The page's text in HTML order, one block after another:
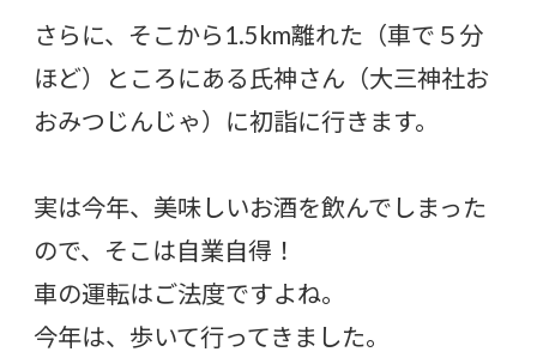
さらに、そこから1.5km離れた（車で５分
ほど）ところにある氏神さん（大三神社お
おみつじんじゃ）に初詣に行きます。
実は今年、美味しいお酒を飲んでしまった
ので、そこは自業自得！
車の運転はご法度ですよね。
今年は、歩いて行ってきました。